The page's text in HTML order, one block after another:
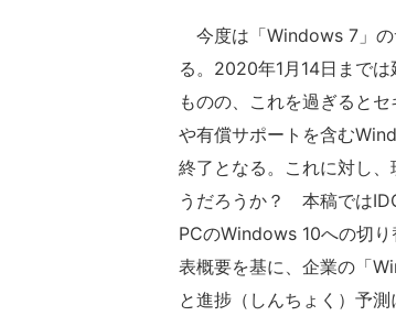
今度は「Windows 7」の
る。2020年1月14日まで
ものの、これを過ぎると
や有償サポートを含む
終了となる。これに対し
うだろうか？ 本稿では
PCのWindows 10への切
表概要を基に、企業の「
と進捗（しんちょく）予測